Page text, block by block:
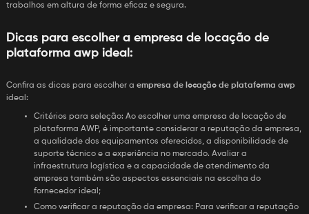
trabalhos em altura de forma eficaz e segura.
Dicas para escolher a empresa de locação de
plataforma awp ideal:
Confira as dicas para escolher a empresa de locação de plataforma awp
ideal:
Critérios para seleção: Ao escolher uma empresa de locação de
plataforma AWP, é importante considerar a reputação da empresa,
a qualidade dos equipamentos oferecidos, a disponibilidade de
suporte técnico e a experiência no mercado. Avaliar a
infraestrutura logística e a capacidade de atendimento da
empresa também são aspectos essenciais na escolha do
fornecedor ideal;
Como verificar a reputação da empresa: Para verificar a reputação